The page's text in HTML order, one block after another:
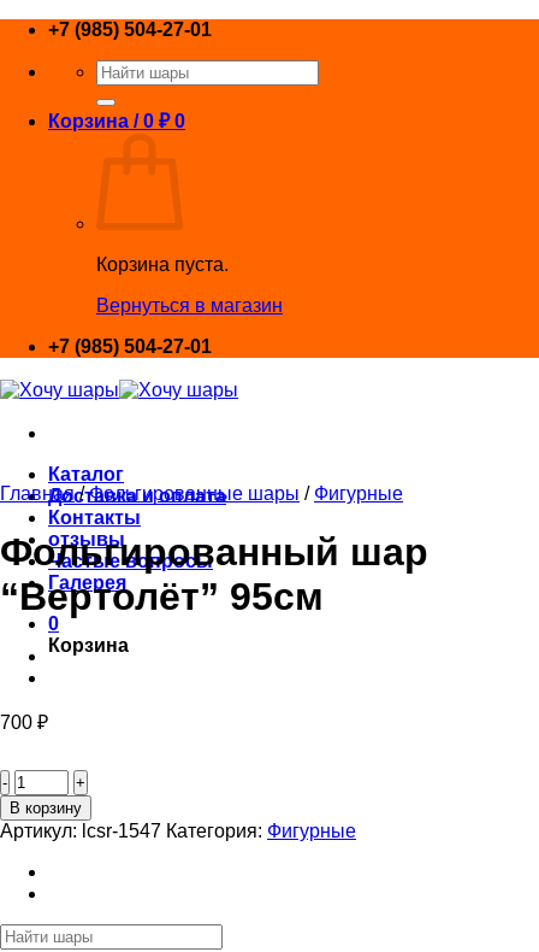
Skip
content
+7 (985) 504-27-01
Искать:
Корзина /0 ₽ 0
Корзина пуста.
Вернуться в магазин
+7 (985) 504-27-01
Каталог
Доставка и оплата
Контакты
отзывы
Частые вопросы
Галерея
0
Корзина
Главная / Фольгированные шары / Фигурные
Фольгированный шар
“Вертолёт” 95см
700 ₽
товара
Фольгированный
шар
95см
В корзину
Артикул: lcsr-1547 Категория: Фигурные
Искать: